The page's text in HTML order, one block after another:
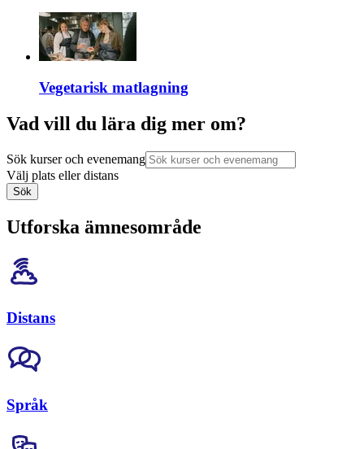
Vegetarisk matlagning
Vad vill du lära dig mer om?
Sök kurser och evenemang
Välj plats eller distans
Sök
Utforska ämnesområde
Distans
Språk